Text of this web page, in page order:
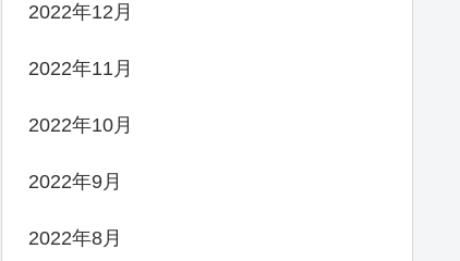
2022年12月
2022年11月
2022年10月
2022年9月
2022年8月